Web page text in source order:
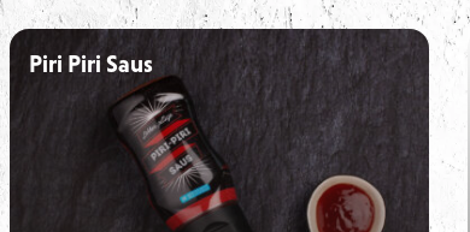
Piri Piri Saus